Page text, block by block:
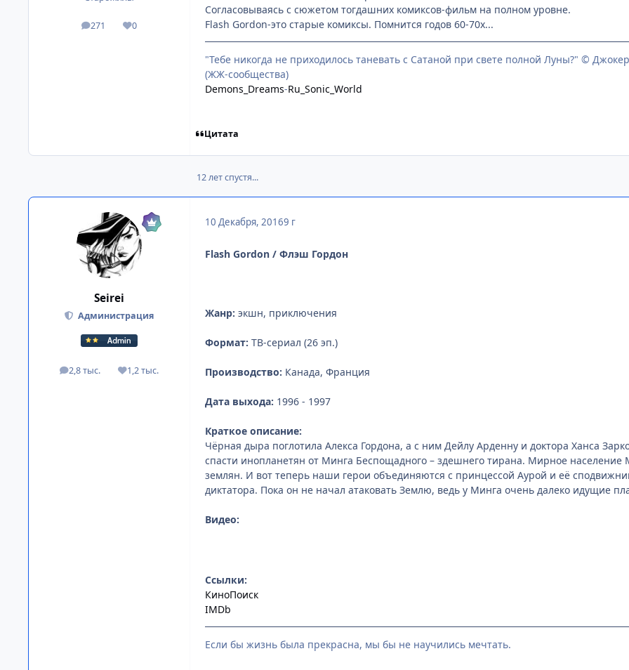
271
посты 0
Репутация
Согласовываясь с сюжетом тогдашних комиксов-фильм на полном уровне.
Flash Gordon-это старые комиксы. Помнится годов 60-70х...
"Тебе никогда не приходилось таневать с Сатаной при свете полной Луны?" © Джокер
(ЖЖ-сообщества)
Demons_Dreams-Ru_Sonic_World
Цитата
12 лет спустя...
Seirei
Администрация
2,8 тыс.
посты 1,2 тыс.
Репутация
10 Декабря, 20169 г
Flash Gordon / Флэш Гордон
Жанр: экшн, приключения
Формат: ТВ-сериал (26 эп.)
Производство: Канада, Франция
Дата выхода: 1996 - 1997
Краткое описание:
Чёрная дыра поглотила Алекса Гордона, а с ним Дейлу Арденну и доктора Ханса
спасти инопланетян от Минга Беспощадного – здешнего тирана. Мирное
землян. И вот теперь наши герои объединяются с принцессой Аурой и её
диктатора. Пока он не начал атаковать Землю, ведь у Минга очень далеко идущие
Видео:
Ссылки:
КиноПоиск
IMDb
Если бы жизнь была прекрасна, мы бы не научились мечтать.